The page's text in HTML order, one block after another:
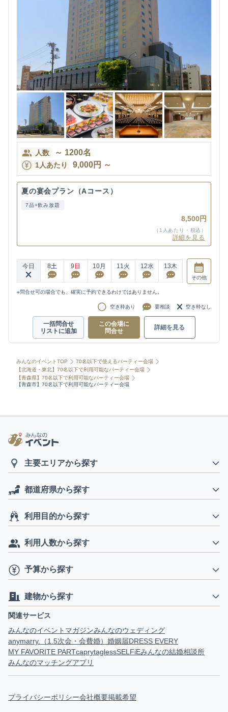
人数 ～ 1200名
1人あたり 9,000円 ～
夏の宴会プラン（Aコース）
7品+飲み放題
8,500円
（1人あたり・税込）
詳細を見る
今日 8土 9 日 10月 11火 12水 13木
その他
※問合せ可の場合でも、確実に予約できるわけではありません。
空き枠あり 要相談 空き枠なし
一括問合せ
リストに追加
この会場に
問合せ
詳細を見る
みんなのイベントTOP
70名以下で使えるパーティー会場
【北海道・東北】70名以下で利用可能なパーティー会場
【青森県】70名以下で利用可能なパーティー会場
【青森市】70名以下で利用可能なパーティー会場
主要エリアから探す
都道府県から探す
利用目的から探す
利用人数から探す
予算から探す
建物から探す
関連サービス
みんなのイベントマガジンみんなのウェディング
anymarry.（1.5次会・会費婚） 婚姻届DRESS EVERY
MY FAVORITE PARTcaprytaglessSELFiEみんなの結婚相談所
みんなのマッチングアプリ
プライバシーポリシー会社概要掲載希望